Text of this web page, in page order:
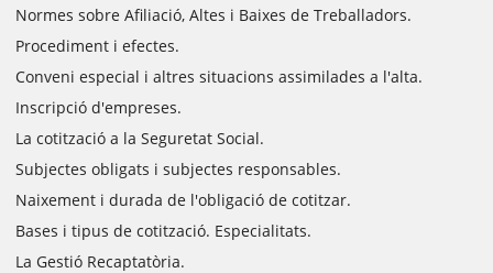
Normes sobre Afiliació, Altes i Baixes de Treballadors.
Procediment i efectes.
Conveni especial i altres situacions assimilades a l'alta.
Inscripció d'empreses.
La cotització a la Seguretat Social.
Subjectes obligats i subjectes responsables.
Naixement i durada de l'obligació de cotitzar.
Bases i tipus de cotització. Especialitats.
La Gestió Recaptatòria.